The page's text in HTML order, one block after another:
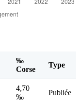
‰
Corse
Type
4,70
‰
Publiée